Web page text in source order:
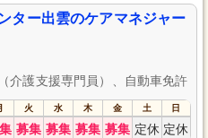
ター出雲のケアマネジャー
介護支援専門員）、自動車免許
火 水 木 金 土 日
募集 募集 募集 募集 定休 定休